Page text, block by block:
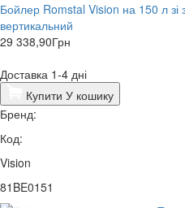
Бойлер Romstal Vision на 150 л зі
вертикальний
29 338,90Грн
Доставка 1-4 дні
Купити У кошику
Бренд:
Код:
Vision
81BE0151